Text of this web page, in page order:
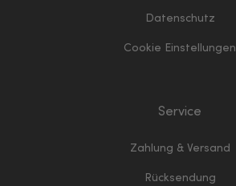
Datenschutz
Cookie Einstellungen
Service
Zahlung & Versand
Rücksendung